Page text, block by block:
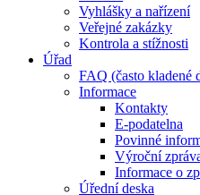
Vyhlášky a nařízení
Veřejné zakázky
Kontrola a stížnosti
Úřad
FAQ (často kladené
Informace
Kontakty
E-podatelna
Povinné
Výroční
Informace o
Úřední deska